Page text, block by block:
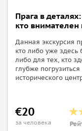
Прага в
кто
Данная экскурсия
кто либо уже здесь
либо для тех, кто
глубже
исторического
€20
за человека